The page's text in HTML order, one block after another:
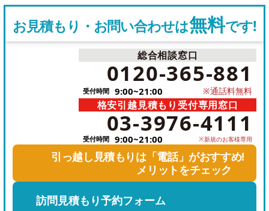
お見積もり・お問い合わせは無料です!
を
か
け
る
総合相談窓口
0120-365-881
受付時間 9:00~21:00 ※通話料無料
を
か
け
る
格安引越見積もり受付専用窓口
03-3976-4111
受付時間 9:00~21:00 ※新規のお客様専用
引っ越し見積もりは「電話」がおすすめ!
メリットをチェック
訪問見積もり予約フォーム